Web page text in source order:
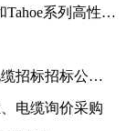
能交直流大功率电源
公告|每日简讯
电缆询价采购